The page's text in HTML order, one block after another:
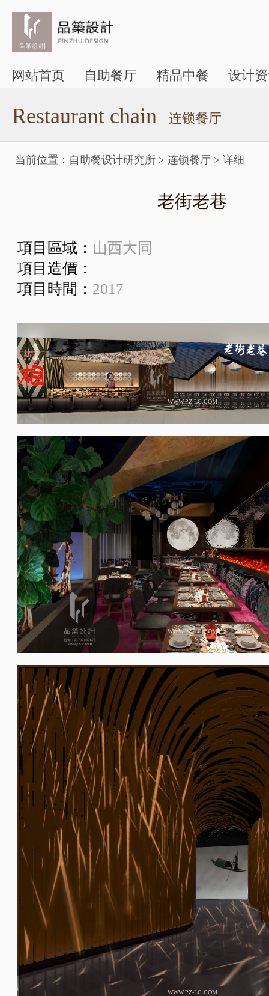
网站首页 自助餐厅 精品中餐 设计
Restaurant chain 连锁餐厅
当前位置： 自助餐设计研究所 > 连锁餐厅 > 详细
老街老巷
項目區域： 山西大同
項目造價：
項目時間： 2017
WWW.PZ-LC.COM
WWW.PZ-LC.COM
WWW.PZ-LC.COM